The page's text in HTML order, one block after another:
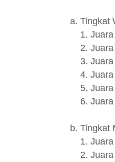
a. Tingkat
1. Juara 1
2. Juara 2
3. Juara 3
4. Juara
5. Juara
6. Juara
b. Tingkat
1. Juara 1
2. Juara 2